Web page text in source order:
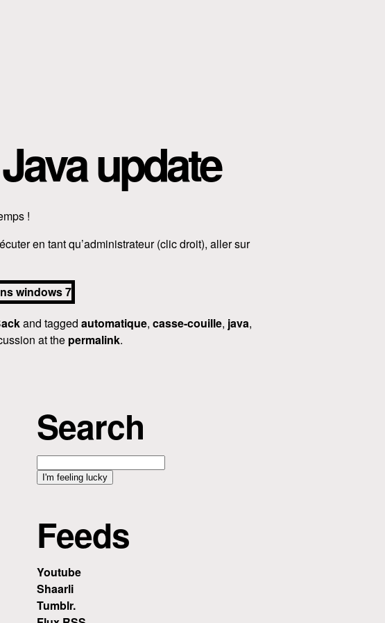
update
!
en tant qu’administrateur (clic droit), aller sur
and tagged automatique, casse-couille, java,
at the permalink.
Search
Feeds
Youtube
Shaarli
Tumblr.